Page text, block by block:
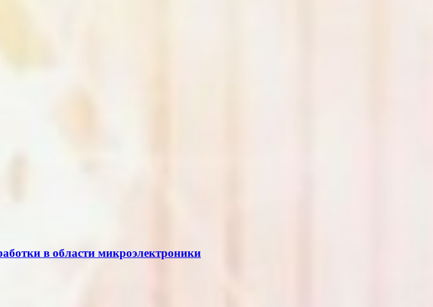
в области микроэлектроники